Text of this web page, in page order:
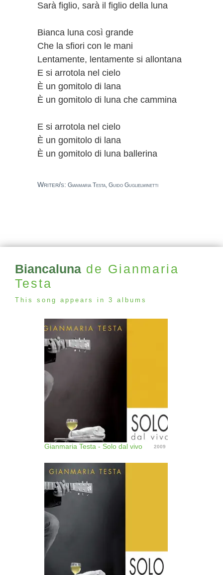
Sarà figlio, sarà il figlio della luna
Bianca luna così grande
Che la sfiori con le mani
Lentamente, lentamente si allontana
E si arrotola nel cielo
È un gomitolo di lana
È un gomitolo di luna che cammina
E si arrotola nel cielo
È un gomitolo di lana
È un gomitolo di luna ballerina
Writer/s: Gianmaria Testa, Guido Guglielminetti
Biancaluna de Gianmaria
Testa
This song appears in 3 albums
Gianmaria Testa - Solo dal vivo 2009